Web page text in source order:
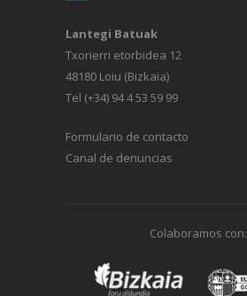
Lantegi Batuak
Txorierri etorbidea 12
48180 Loiu (Bizkaia)
Tel (+34) 94 4 53 59 99
Formulario de contacto
Canal de denuncias
Colaboramos con: